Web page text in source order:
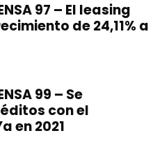
97 – El leasing
de 24,11% a
99 – Se
con el
en 2021